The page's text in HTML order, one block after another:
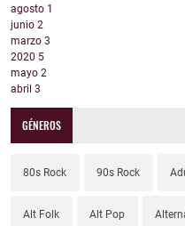
agosto 1
junio 2
marzo 3
2020 5
mayo 2
abril 3
GÉNEROS
80s Rock 90s Rock
Alt Folk Alt Pop